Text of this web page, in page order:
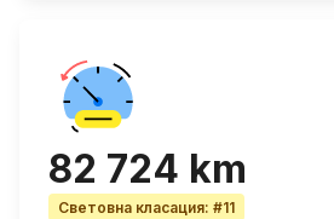
82 724 km
Световна класация: #11